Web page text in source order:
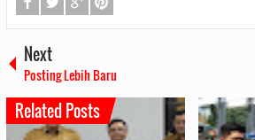
Next
Posting Lebih Baru
Related Posts